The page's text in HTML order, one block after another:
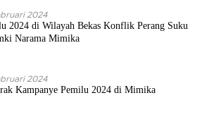
2024
2024 di Wilayah Bekas Konflik Perang Suku
Narama Mimika
2024
Kampanye Pemilu 2024 di Mimika